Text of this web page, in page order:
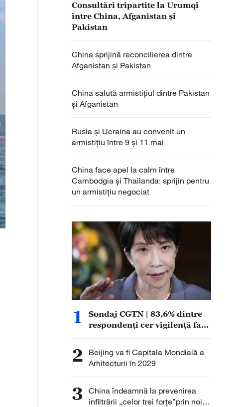
Consultări tripartite la Urumqi
între China, Afganistan și
Pakistan
China sprijină reconcilierea dintre
Afganistan și Pakistan
China salută armistițiul dintre Pakistan
și Afganistan
Rusia și Ucraina au convenit un
armistițiu între 9 și 11 mai
China face apel la calm între
Cambodgia și Thailanda: sprijin pentru
un armistițiu negociat
1
Sondaj CGTN | 83,6% dintre
respondenți cer vigilență față
militarism
2
Beijing va fi Capitala Mondială a
Arhitecturii în 2029
3 China îndeamnă la prevenirea
infiltrării „celor trei forțe”prin noile